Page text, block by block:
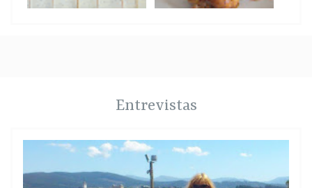
Entrevistas